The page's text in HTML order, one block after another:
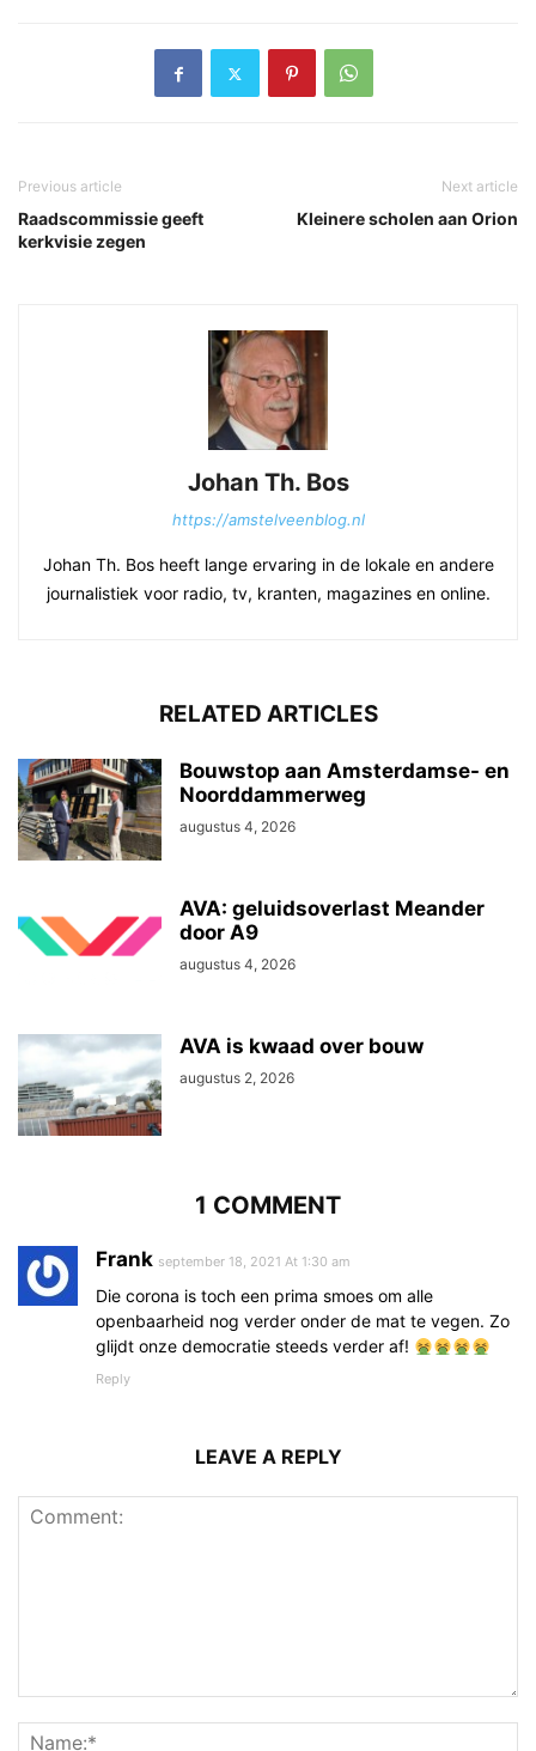
Previous article
Raadscommissie geeft
kerkvisie zegen
Next article
Kleinere scholen aan Orion
Johan Th. Bos
https://amstelveenblog.nl
Johan Th. Bos heeft lange ervaring in de lokale en andere
journalistiek voor radio, tv, kranten, magazines en online.
RELATED ARTICLES
Bouwstop aan Amsterdamse- en
Noorddammerweg
augustus 4, 2026
AVA: geluidsoverlast Meander
door A9
augustus 4, 2026
AVA is kwaad over bouw
augustus 2, 2026
1 COMMENT
Frank september 18, 2021 At 1:30 am
Die corona is toch een prima smoes om alle
openbaarheid nog verder onder de mat te vegen. Zo
glijdt onze democratie steeds verder af!
Reply
LEAVE A REPLY